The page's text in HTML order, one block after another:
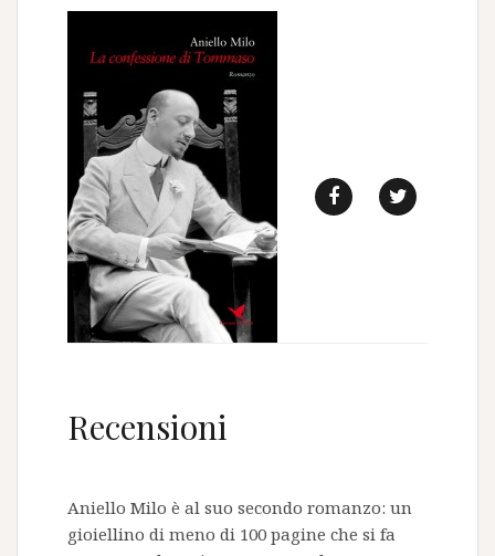
Recensioni
Aniello Milo è al suo secondo romanzo: un
gioiellino di meno di 100 pagine che si fa